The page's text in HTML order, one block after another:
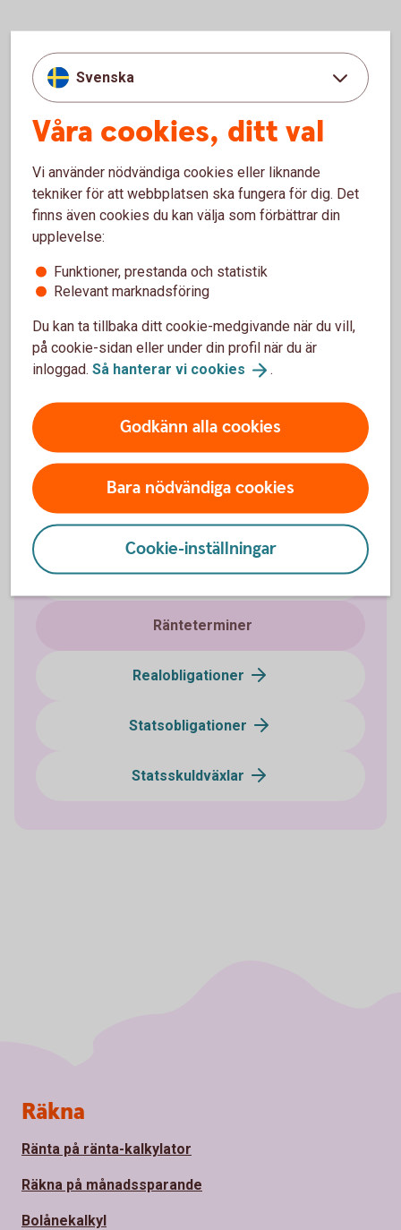
Vanliga frågor och svar om
Ränteterminer
Vem kan handla ränteterminer?
Vilken är lägsta handelsvolymen?
Vilka aktörer handlar terminer?
Ränteplaceringar
Bostadsobligationer
Företagsobligationer
FRA
Ränteterminer
Realobligationer
Statsobligationer
Statsskuldväxlar
Svenska
Våra cookies, ditt val
Vi använder nödvändiga cookies eller liknande
tekniker för att webbplatsen ska fungera för dig. Det
finns även cookies du kan välja som förbättrar din
upplevelse:
Funktioner, prestanda och statistik
Relevant marknadsföring
Du kan ta tillbaka ditt cookie-medgivande när du vill,
på cookie-sidan eller under din profil när du är
inloggad. Så hanterar vi cookies .
Godkänn alla cookies
Bara nödvändiga cookies
Cookie-inställningar
Sidfot
Räkna
Ränta på ränta-kalkylator
Räkna på månadssparande
Bolånekalkyl